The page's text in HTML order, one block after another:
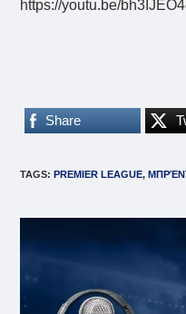
https://youtu.be/
Share
TAGS: PREMIER LEAGUE,